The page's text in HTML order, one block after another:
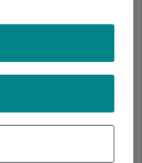
altamente
realizado con éxito
de alta
seleccionados y
altamente
operación fue